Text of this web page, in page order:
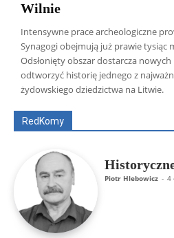
Wilnie
Intensywne prace archeologiczne
Synagogi obejmują już prawie tysiąc
Odsłonięty obszar dostarcza
odtworzyć historię jednego z
żydowskiego dziedzictwa na Litwie.
RedKomy
Wszyscy Aleksander
ks. Jarosław
Piotr Hlebowicz - 4